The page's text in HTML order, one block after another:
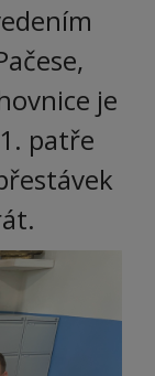
je
patře